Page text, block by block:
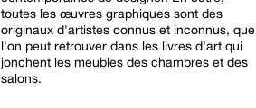
toutes les œuvres graphiques sont des
originaux d'artistes connus et inconnus, que
l'on peut retrouver dans les livres d'art qui
jonchent les meubles des chambres et des
salons.